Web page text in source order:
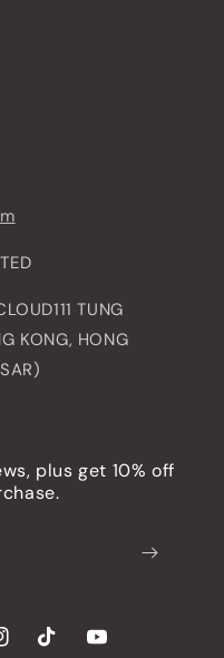
TUNG
KONG, HONG
plus get 10% off
TikTok YouTube